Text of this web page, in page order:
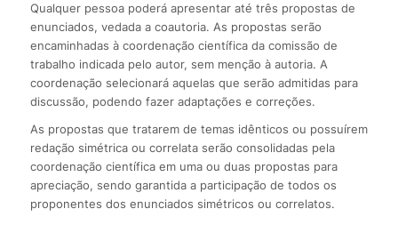
Qualquer pessoa poderá apresentar até três propostas de
enunciados, vedada a coautoria. As propostas serão
encaminhadas à coordenação científica da comissão de
trabalho indicada pelo autor, sem menção à autoria. A
coordenação selecionará aquelas que serão admitidas para
discussão, podendo fazer adaptações e correções.
As propostas que tratarem de temas idênticos ou possuírem
redação simétrica ou correlata serão consolidadas pela
coordenação científica em uma ou duas propostas para
apreciação, sendo garantida a participação de todos os
proponentes dos enunciados simétricos ou correlatos.